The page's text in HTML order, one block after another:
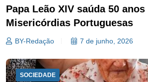
Papa Leão XIV saúda 50
Misericórdias Portuguesas
BY-Redação 7 de junho, 2026
SOCIEDADE